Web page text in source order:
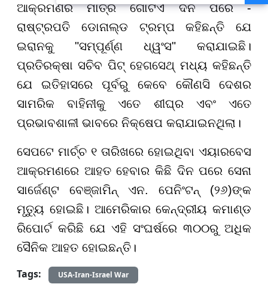
ଆକ୍ରମଣର ମାତ୍ର ଗୋଟିଏ ଦିନ ପରେ -
ରାଷ୍ଟ୍ରପତି ଡୋନାଲ୍ଡ ଟ୍ରମ୍ପ କହିଛନ୍ତି ଯେ
ଇରାନକୁ "ସମ୍ପୂର୍ଣ୍ଣ ଧ୍ୱଂସ" କରାଯାଇଛି।
ପ୍ରତିରକ୍ଷା ସଚିବ ପିଟ୍ ହେଗସେଥ୍ ମଧ୍ୟ କହିଛନ୍ତି
ଯେ ଇତିହାସରେ ପୂର୍ବରୁ କେବେ କୌଣସି ଦେଶର
ସାମରିକ ବାହିନୀକୁ ଏତେ ଶୀଘ୍ର ଏବଂ ଏତେ
ପ୍ରଭାବଶାଳୀ ଭାବରେ ନିକ୍ଷେପ କରାଯାଇନଥିଲା।
ସେପଟେ ମାର୍ଚ୍ଚ ୧ ତାରିଖରେ ହୋଇଥିବା ଏୟାରବେସ
ଆକ୍ରମଣରେ ଆହତ ହେବାର କିଛି ଦିନ ପରେ ସେନା
ସାର୍ଜେଣ୍ଟ ବେଞ୍ଜାମିନ୍ ଏନ. ପେନିଂଟନ୍ (୨୬)ଙ୍କ
ମୃତ୍ୟୁ ହୋଇଛି। ଆମେରିକାର କେନ୍ଦ୍ରୀୟ କମାଣ୍ଡ
ରିପୋର୍ଟ କରିଛି ଯେ ଏହି ସଂଘର୍ଷରେ ୩୦୦ରୁ ଅଧିକ
ସୈନିକ ଆହତ ହୋଇଛନ୍ତି।
Tags:
USA-Iran-Israel War